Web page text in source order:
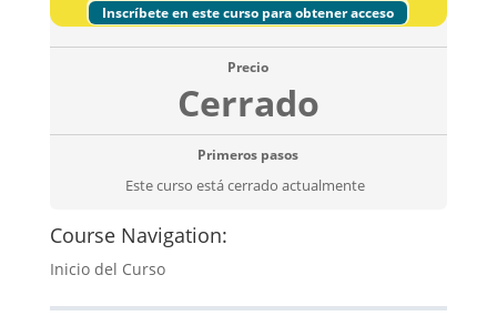
Inscríbete en este curso para obtener acceso
Precio
Cerrado
Primeros pasos
Este curso está cerrado actualmente
Course Navigation:
Inicio del Curso